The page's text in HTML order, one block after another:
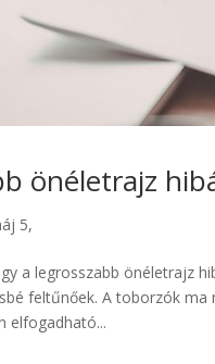
önéletrajz
5,
a legrosszabb önéletrajz
feltűnőek. A toborzók
elfogadható...